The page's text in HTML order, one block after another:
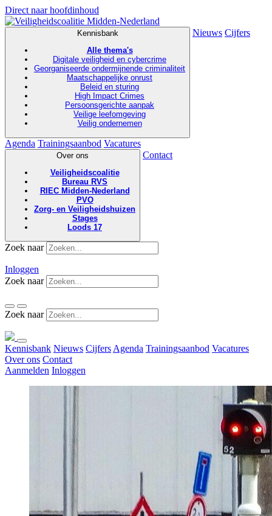
Direct naar hoofdinhoud
Kennisbank
Alle thema's
Digitale veiligheid en cybercrime
Georganiseerde ondermijnende criminaliteit
Maatschappelijke onrust
Beleid en sturing
High Impact Crimes
Persoonsgerichte aanpak
Veilige leefomgeving
Veilig ondernemen
Nieuws Cijfers
Agenda Trainingsaanbod Vacatures
Over ons
Veiligheidscoalitie
Bureau RVS
RIEC Midden-Nederland
PVO
Zorg- en Veiligheidshuizen
Stages
Loods 17
Contact
Zoek naar
Inloggen
Zoek naar
Zoek naar
Kennisbank Nieuws Cijfers Agenda Trainingsaanbod Vacatures
Over ons Contact
Aanmelden Inloggen